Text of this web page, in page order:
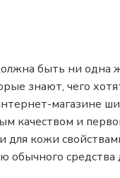
быть ни
знают, чего
магазине
качеством и
кожи
средства